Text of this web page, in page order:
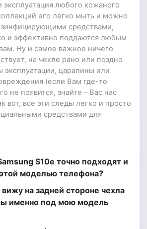
эксплуатация любого кожаного
его легко мыть и можно
средствами,
и эффективно поддаются любым
Ну и самое важное ничего
на чехле рано или поздно
эксплуатации, царапины или
(если Вам где-то
не появится, знайте – Вас нас
вот, все эти следы легко и просто
средствами для
S10e точно подходят и
моделью телефона?
на задней стороне чехла
именно под мою модель